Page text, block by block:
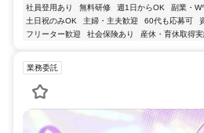
社員登用あり
無料研修 週1日からOK 副業・W
土日祝のみOK
主婦・主夫歓迎 60代も応募可
フリーター歓迎
社会保険あり 産休・育休取得実
業務委託